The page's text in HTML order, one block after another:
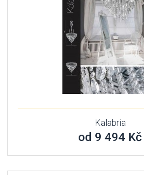
Kalabria
od 9 494 Kč